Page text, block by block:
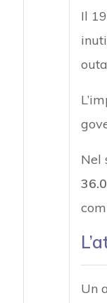
Il
Nel
Un